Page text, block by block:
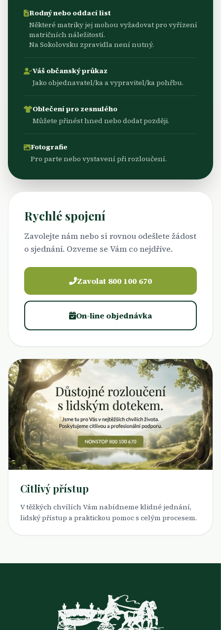
Rodný nebo oddací list
Některé matriky jej mohou vyžadovat pro vyřízení
matričních náležitostí.
Na Sokolovsku zpravidla není nutný.
Váš občanský průkaz
Jako objednavatel/ka a vypravitel/ka pohřbu.
Oblečení pro zesnulého
Můžete přinést hned nebo dodat později.
Fotografie
Pro parte nebo vystavení při rozloučení.
Rychlé spojení
Zavolejte nám nebo si rovnou odešlete žádost
o sjednání. Ozveme se Vám co nejdříve.
Zavolat 800 100 670
On-line objednávka
Citlivý přístup
V těžkých chvílích Vám nabídneme klidné jednání,
lidský přístup a praktickou pomoc s celým procesem.